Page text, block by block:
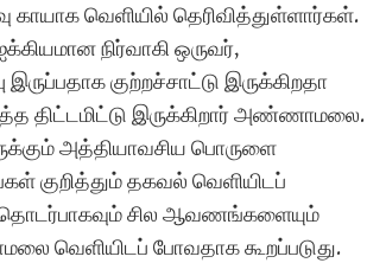
வெளியில் தெரிவித்துள்ளார்கள்.
நிர்வாகி ஒருவர்,
குற்றச்சாட்டு இருக்கிறதா
திட்டமிட்டு இருக்கிறார் அண்ணாமலை.
அத்தியாவசிய பொருளை
குறித்தும் தகவல் வெளியிடப்
தொடர்பாகவும் சில ஆவணங்களையும்
வெளியிடப் போவதாக கூறப்படுது.